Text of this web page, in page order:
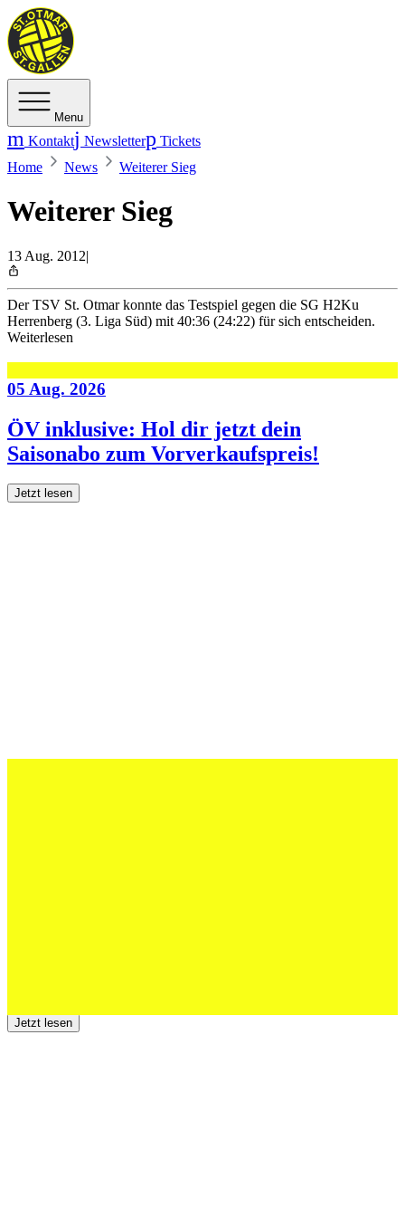
Menu
Kontakt Newsletter
Tickets
Home
News Weiterer Sieg
Weiterer Sieg
13 Aug. 2012|
Der TSV St. Otmar konnte das Testspiel gegen die SG H2Ku
Herrenberg (3. Liga Süd) mit 40:36 (24:22) für sich entscheiden.
Weiterlesen
05 Aug. 2026
ÖV inklusive: Hol dir jetzt dein
Saisonabo zum Vorverkaufspreis!
Jetzt lesen
Jetzt lesen